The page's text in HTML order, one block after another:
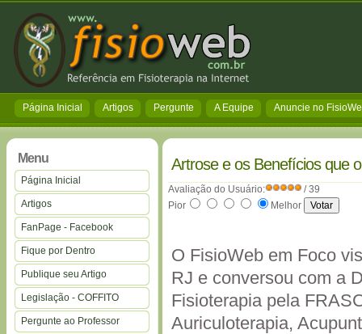
Página Inicial Artigos Pergunte A Equipe Anuncie no
Menu
Página Inicial
Artigos
FanPage - Facebook
Fique por Dentro
Publique seu Artigo
Legislação - COFFITO
Pergunte ao Professor
Artrose e os Benefícios que
Avaliação do Usuário:
/ 39
Pior
Melhor
O FisioWeb em Foco
RJ e conversou com a
Fisioterapia pela
Auriculoterapia,